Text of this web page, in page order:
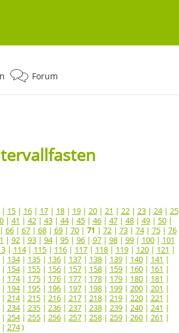
Forum
15| 16| 17| 18| 19| 20| 21 | 22| 23| 24| 25
| 41 | 42| 43| 44| 45| 46| 47| 48| 49| 50|
66| 67| 68| 69| 70| 71 | 72| 73| 74| 75| 76
| 92| 93| 94| 95| 96| 97| 98| 99| 100| 101
| 114| 115| 116| 117| 118| 119| 120| 121 |
134| 135| 136| 137| 138| 139| 140| 141 |
154| 155| 156| 157| 158| 159| 160| 161 |
174| 175| 176| 177| 178| 179| 180| 181 |
194| 195| 196| 197| 198| 199| 200| 201 |
214| 215| 216| 217| 218| 219| 220| 221 |
234| 235| 236| 237| 238| 239| 240| 241 |
254| 255| 256| 257| 258| 259| 260| 261 |
274)